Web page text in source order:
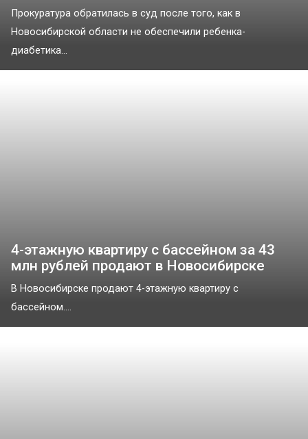
Прокуратура обратилась в суд после того, как в
Новосибирской области не обеспечили ребенка-
диабетика...
4-этажную квартиру с бассейном за 43
млн рублей продают в Новосибирске
В Новосибирске продают 4-этажную квартиру с
бассейном....